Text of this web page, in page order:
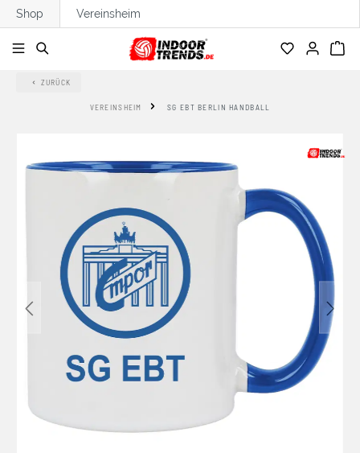
springen
Shop Vereinsheim
ZURÜCK
VEREINSHEIM SG EBT BERLIN HANDBALL